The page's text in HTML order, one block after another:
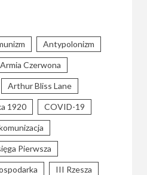
Antypolonizm
Armia Czerwona
Arthur Bliss Lane
1920 COVID-19
Pierwsza
III Rzesza